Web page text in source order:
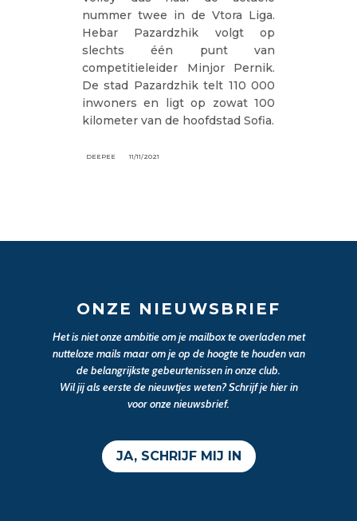
nummer twee in de Vtora Liga.
Hebar Pazardzhik volgt op
slechts één punt van
competitieleider Minjor Pernik.
De stad Pazardzhik telt 110 000
inwoners en ligt op zowat 100
kilometer van de hoofdstad Sofia.
DEEPEE 11/11/2021
ONZE NIEUWSBRIEF
Het is niet onze ambitie om je mailbox te overladen met
nutteloze mails maar om je op de hoogte te houden van
de belangrijkste gebeurtenissen in onze club.
Wil jij als eerste de nieuwtjes weten? Schrijf je hier in
voor onze nieuwsbrief.
JA, SCHRIJF MIJ IN